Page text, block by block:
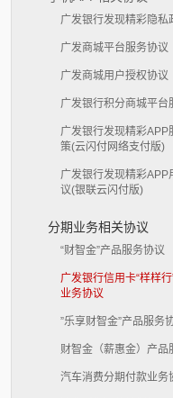
广发银行发现精彩隐私
广发商城平台服务协议
广发商城用户授权协议
广发银行积分商城平台
广发银行发现精彩APP
策(云闪付网络支付版)
广发银行发现精彩APP
议(银联云闪付版)
分期业务相关协议
“财智金”产品服务协议
广发银行信用卡“样样
业务协议
”乐享财智金”产品服务
财智金（薪惠金）产品
汽车消费分期付款业务